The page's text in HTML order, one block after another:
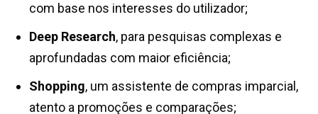
com base nos interesses do utilizador;
Deep Research, para pesquisas complexas e
aprofundadas com maior eficiência;
Shopping, um assistente de compras imparcial,
atento a promoções e comparações;